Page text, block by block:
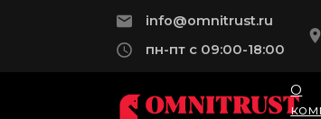
info@omnitrust.ru
пн-пт с 09:00-18:00